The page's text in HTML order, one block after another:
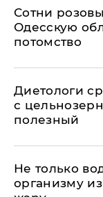
Сотни
Одесскую
потомство
Диетологи
с
полезный
Не только
организму